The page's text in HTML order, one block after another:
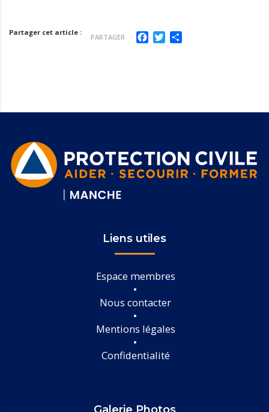
PARTAGER
Partager cet article : Facebook
Twitter
Liens utiles
Espace membres
Nous contacter
Mentions légales
Confidentialité